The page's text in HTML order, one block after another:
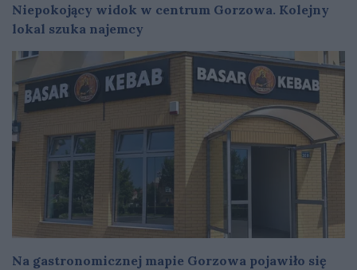
Niepokojący widok w centrum Gorzowa. Kolejny
lokal szuka najemcy
Na gastronomicznej mapie Gorzowa pojawiło się